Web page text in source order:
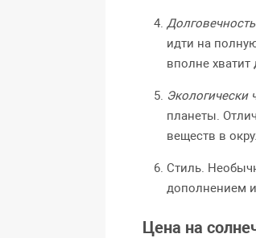
идти на
вполне
Экологически
планеты.
веществ в
Стиль.
дополнением
Цена на